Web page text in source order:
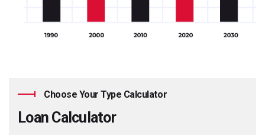
Choose Your Type Calculator
Loan Calculator